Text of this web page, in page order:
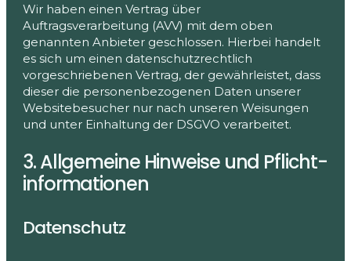
Wir haben einen Vertrag über
Auftragsverarbeitung (AVV) mit dem oben
genannten Anbieter geschlossen. Hierbei handelt
es sich um einen datenschutzrechtlich
vorgeschriebenen Vertrag, der gewährleistet, dass
dieser die personenbezogenen Daten unserer
Websitebesucher nur nach unseren Weisungen
und unter Einhaltung der DSGVO verarbeitet.
3. Allgemeine Hinweise und Pflicht­
informationen
Datenschutz